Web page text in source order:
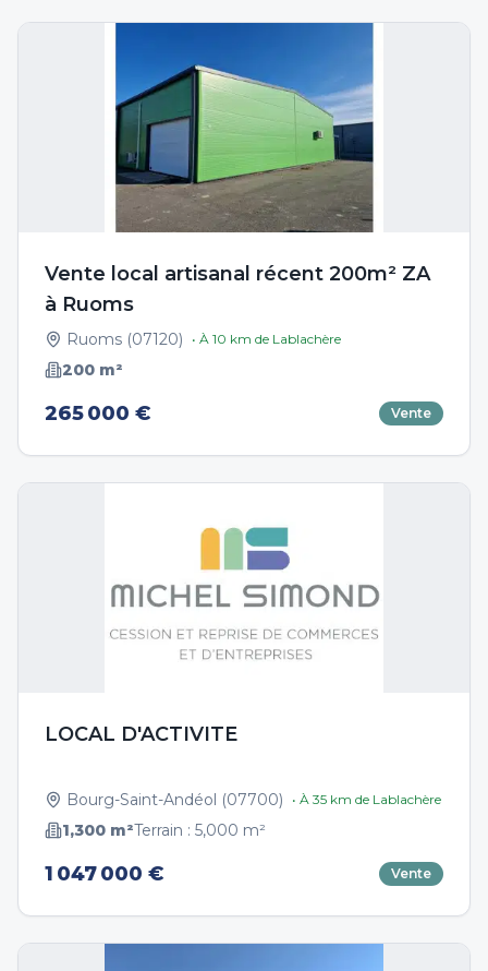
Vente local artisanal récent 200m² ZA
à Ruoms
Ruoms (07120) • À 10 km de Lablachère
200 m²
265 000 € Vente
LOCAL D'ACTIVITE
Bourg-Saint-Andéol (07700) • À 35 km de Lablachère
1,300 m²Terrain : 5,000 m²
1 047 000 € Vente